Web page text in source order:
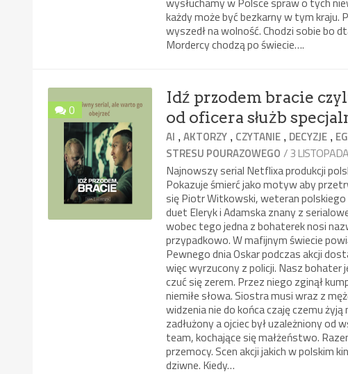
każdy może być bezkarny w tym
wyszedł na wolność. Chodzi sobie bo
Mordercy chodzą po świecie….
0
Idź przodem bracie
od oficera służb
AI ,AKTORZY , CZYTANIE , DECYZJE ,
STRESU POURAZOWEGO / 3
Najnowszy serial Netflixa produkcji
Pokazuje śmierć jako motyw aby
się Piotr Witkowski, weteran polskiego
duet Eleryk i Adamska znany z
wobec tego jedna z bohaterek nosi
przypadkowo. W mafijnym świecie
Pewnego dnia Oskar podczas akcji
więc wyrzucony z policji. Nasz bohater
czuć się zerem. Przez niego zginął
niemiłe słowa. Siostra musi wraz z
widzenia nie do końca czaję czemu
zadłużony a ojciec był uzależniony
team, kochające się małżeństwo.
przemocy. Scen akcji jakich w polskim
dziwne. Kiedy…